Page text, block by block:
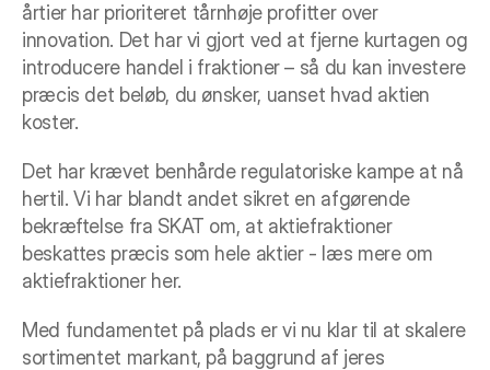
årtier har prioriteret tårnhøje profitter over
innovation. Det har vi gjort ved at fjerne kurtagen og
introducere handel i fraktioner – så du kan investere
præcis det beløb, du ønsker, uanset hvad aktien
koster.
Det har krævet benhårde regulatoriske kampe at nå
hertil. Vi har blandt andet sikret en afgørende
bekræftelse fra SKAT om, at aktiefraktioner
beskattes præcis som hele aktier - læs mere om
aktiefraktioner her.
Med fundamentet på plads er vi nu klar til at skalere
sortimentet markant, på baggrund af jeres